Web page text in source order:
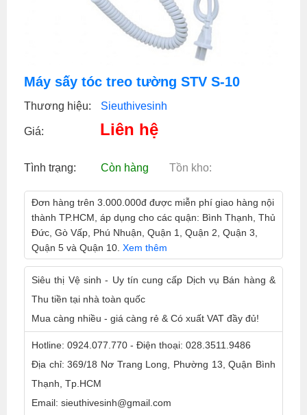
Máy sấy tóc treo tường STV S-10
Thương hiệu: Sieuthivesinh
Giá: Liên hệ
Tình trạng: Còn hàng Tồn kho:
Đơn hàng trên 3.000.000đ được miễn phí giao hàng nội
thành TP.HCM, áp dụng cho các quận: Bình Thạnh, Thủ
Đức, Gò Vấp, Phú Nhuận, Quận 1, Quận 2, Quận 3,
Quận 5 và Quận 10. Xem thêm
Siêu thị Vệ sinh - Uy tín cung cấp Dịch vụ Bán hàng &
Thu tiền tại nhà toàn quốc
Mua càng nhiều - giá càng rẻ & Có xuất VAT đầy đủ!
Hotline: 0924.077.770 - Điện thoại: 028.3511.9486
Địa chỉ: 369/18 Nơ Trang Long, Phường 13, Quận Bình
Thạnh, Tp.HCM
Email: sieuthivesinh@gmail.com